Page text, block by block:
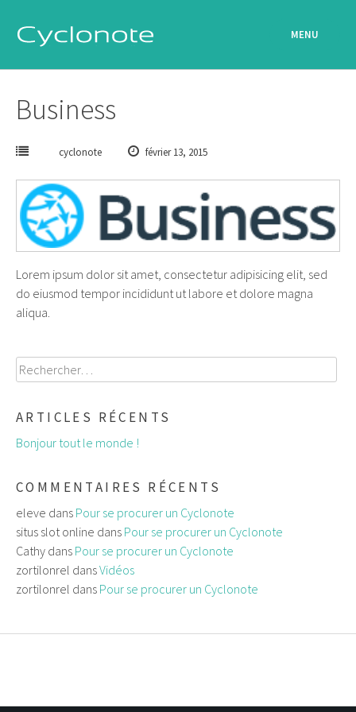
contenu
MENU
Business
cyclonote février 13, 2015
Lorem ipsum dolor sit amet, consectetur adipisicing elit, sed
do eiusmod tempor incididunt ut labore et dolore magna
aliqua.
Rechercher :
ARTICLES RÉCENTS
Bonjour tout le monde !
COMMENTAIRES RÉCENTS
eleve dans Pour se procurer un Cyclonote
situs slot online dans Pour se procurer un Cyclonote
Cathy dans Pour se procurer un Cyclonote
zortilonrel dansVidéos
zortilonrel dans Pour se procurer un Cyclonote